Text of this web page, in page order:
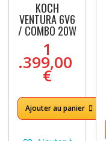
KOCH
VENTURA 6V6
/ COMBO 20W
1
.399,00
€
Ajouter au panier